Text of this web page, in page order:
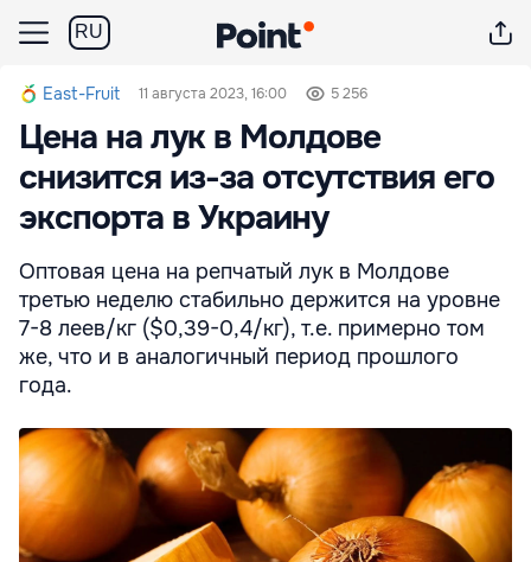
RU
East-Fruit 11 августа 2023, 16:00 5 256
Цена на лук в Молдове
снизится из-за отсутствия его
экспорта в Украину
Оптовая цена на репчатый лук в Молдове
третью неделю стабильно держится на уровне
7-8 леев/кг ($0,39-0,4/кг), т.е. примерно том
же, что и в аналогичный период прошлого
года.